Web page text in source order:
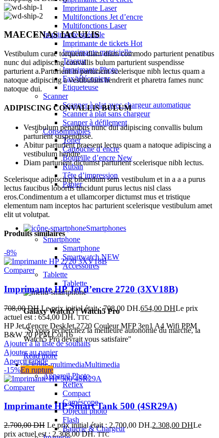
Imprimante Laser
Multifonctions Jet d’encre
Multifonctions Laser
Imprimante spéciale
Imprimante de tickets Hot
Imprimante matricielle
Traceur
Imprimante Photo
Fax/télécopieur
Etiqueteuse
Scanner
Scanner à plat avec chargeur automatique
Scanner à plat sans chargeur
Scanner à défilement
Consommables
Toner
Cartouche d’encre
Bouteille d’encre New
Ruban
Tête d’impression
Papier
Smartphones
Smartphone
Smartphone
SmartwatchNEW
Accessoires
Tablette
Tablette
Galaxy Watch5 | Watch5 Pro
"Si vous recherchez la meilleure autonomie du marché, la
Watch5 Pro devrait vous satisfaire"
Read more
Multimedia
Appareil Photo
Reflex
Compact
Caméscope
Objectif photo
Flash
Batterie & Chargeur
MAECENAS IACULIS
Vestibulum curae torquent diam diam commodo parturient penatibus
nunc dui adipiscing convallis bulum parturient suspendisse
parturient a.Parturient in parturient scelerisque nibh lectus quam a
natoque adipiscing a vestibulum hendrerit et pharetra fames nunc
natoque dui.
ADIPISCING CONVALLIS BULUM
Vestibulum penatibus nunc dui adipiscing convallis bulum
parturient suspendisse.
Abitur parturient praesent lectus quam a natoque adipiscing a
vestibulum hendre.
Diam parturient dictumst parturient scelerisque nibh lectus.
Scelerisque adipiscing bibendum sem vestibulum et in a a a purus
lectus faucibus lobortis tincidunt purus lectus nisl class
eros.Condimentum a et ullamcorper dictumst mus et tristique
elementum nam inceptos hac parturient scelerisque vestibulum amet
elit ut volutpat.
Produits similaires
-8%
Comparer
Imprimante HP Jet d’encre 2720 (3XV18B)
708,00DH Le prix initial était : 708,00 DH.654,00 DHLe prix
actuel est : 654,00 DH. TTC
HP Jet d'encre DeskJet 2720 Couleur MFP 3en1 A4 Wifi PPM
B&W 20 PPM Col 16
Ajouter à la liste de souhaits
Ajouter au panier
Aperçu rapide
-15%En rupture
Comparer
Imprimante HP Smart Tank 500 (4SR29A)
2.700,00DH Le prix initial était : 2.700,00 DH.2.308,00 DHLe
prix actuel est : 2.308,00 DH. TTC